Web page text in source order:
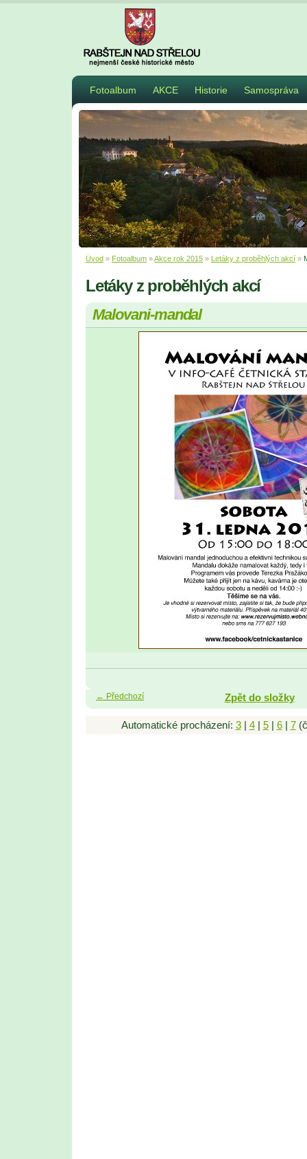
Fotoalbum AKCE Historie Samospráva
Úvod » Fotoalbum »Akce rok 2015 » Letáky z proběhlých akcí »
Letáky z proběhlých akcí
Malovani-mandal
← Předchozí Zpět do složky
Automatické procházení: 3| 4| 5| 6| 7